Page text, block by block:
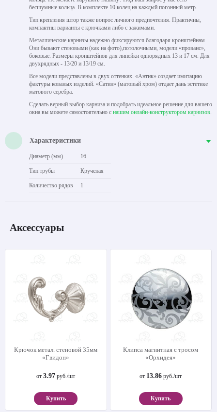
бесшумные кольца. В комплекте 10 колец на каждый погонный метр.
Тип крепления штор также вопрос личного предпочтения. Практичны,
компактны варианты с крючками либо с зажимами.
Металлические карнизы надежно фиксируются благодаря кронштейнам .
Они бывают стеновыми (как на фото),потолочными, модели «прованс»,
боковые. Размеры кронштейнов для линейки однорядных 13 и 17 см. Для
двухрядных - 13/20 и 13/19 см.
Все модели представлены в двух оттенках. «Антик» создает имитацию
фактуры кованых изделий. «Сатин» (матовый хром) отдает дань эстетике
матового серебра.
Сделать верный выбор карниза и подобрать идеальное решение для вашего
окна вы можете самостоятельно с нашим онлайн-конструктором карнизов.
Характеристики
Диаметр (мм) 16
Тип трубы Крученая
Количество рядов 1
Аксессуары
Крючок метал. стеновой 35мм
«Гвидон»
от3.97 руб./шт
Купить
Клипса магнитная с тросом
«Орхидея»
от 13.86 руб./шт
Купить